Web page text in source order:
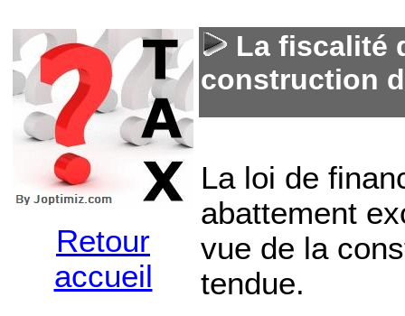
Retour
accueil
La fiscalité
construction
La loi de
abattement
vue de la
tendue.